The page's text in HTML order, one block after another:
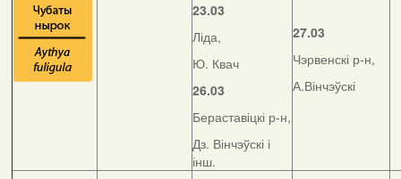
23.03
Ліда,
Ю. Квач
26.03
Бераставіцкі р-н,
Дз. Вінчэўскі і
інш.
27.03
Чэрвенскі р-н,
А.Вінчэўскі